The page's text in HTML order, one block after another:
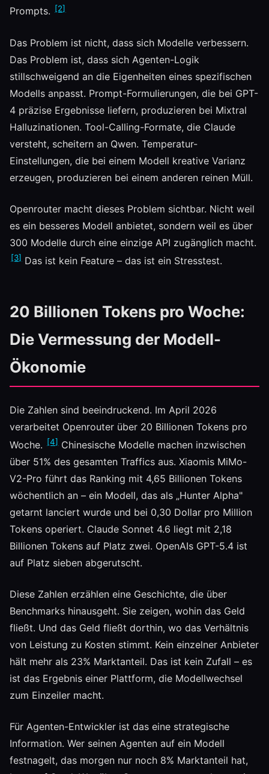
Prompts. [2]
Das Problem ist nicht, dass sich Modelle verbessern.
Das Problem ist, dass sich Agenten-Logik
stillschweigend an die Eigenheiten eines spezifischen
Modells anpasst. Prompt-Formulierungen, die bei GPT-
4 präzise Ergebnisse liefern, produzieren bei Mixtral
Halluzinationen. Tool-Calling-Formate, die Claude
versteht, scheitern an Qwen. Temperatur-
Einstellungen, die bei einem Modell kreative Varianz
erzeugen, produzieren bei einem anderen reinen Müll.
Openrouter macht dieses Problem sichtbar. Nicht weil
es ein besseres Modell anbietet, sondern weil es über
300 Modelle durch eine einzige API zugänglich macht.
[3] Das ist kein Feature – das ist ein Stresstest.
20 Billionen Tokens pro Woche:
Die Vermessung der Modell-
Ökonomie
Die Zahlen sind beeindruckend. Im April 2026
verarbeitet Openrouter über 20 Billionen Tokens pro
Woche.
[4] Chinesische Modelle machen inzwischen
über 51% des gesamten Traffics aus. Xiaomis MiMo-
V2-Pro führt das Ranking mit 4,65 Billionen Tokens
wöchentlich an – ein Modell, das als „Hunter Alpha"
getarnt lanciert wurde und bei 0,30 Dollar pro Million
Tokens operiert. Claude Sonnet 4.6 liegt mit 2,18
Billionen Tokens auf Platz zwei. OpenAIs GPT-5.4 ist
auf Platz sieben abgerutscht.
Diese Zahlen erzählen eine Geschichte, die über
Benchmarks hinausgeht. Sie zeigen, wohin das Geld
fließt. Und das Geld fließt dorthin, wo das Verhältnis
von Leistung zu Kosten stimmt. Kein einzelner Anbieter
hält mehr als 23% Marktanteil. Das ist kein Zufall – es
ist das Ergebnis einer Plattform, die Modellwechsel
zum Einzeiler macht.
Für Agenten-Entwickler ist das eine strategische
Information. Wer seinen Agenten auf ein Modell
festnagelt, das morgen nur noch 8% Marktanteil hat,